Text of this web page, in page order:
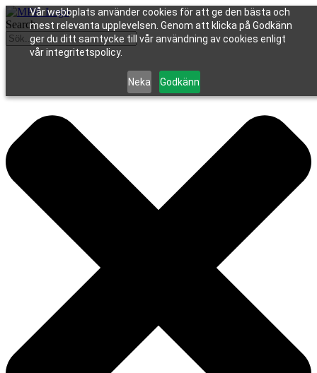
Vår webbplats använder cookies för att ge den bästa och
mest relevanta upplevelsen. Genom att klicka på Godkänn
ger du ditt samtycke till vår användning av cookies enligt
vår integritetspolicy.
Neka Godkänn
Search